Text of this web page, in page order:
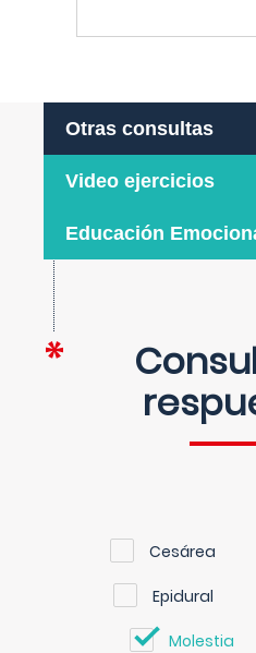
Otras consultas
Video ejercicios
Educación
Cesárea
Epidural
Molestia